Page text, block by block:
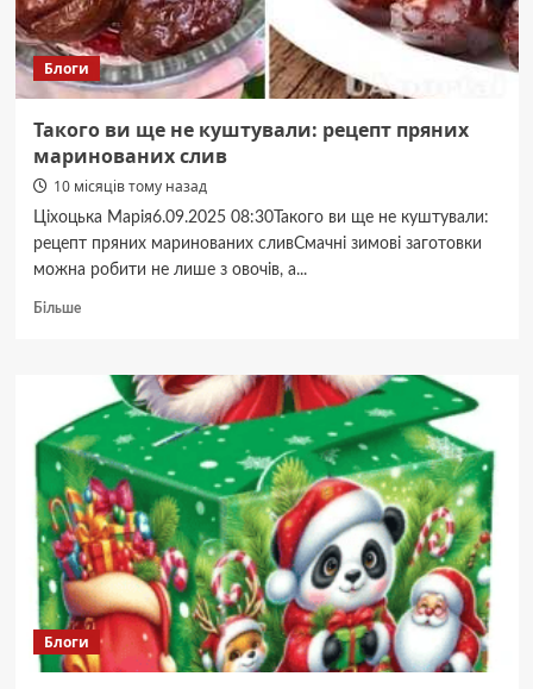
в
голову
Блоги
Такого ви ще не куштували: рецепт пряних
маринованих слив
10 місяців тому назад
Ціхоцька Марія6.09.2025 08:30Такого ви ще не куштували:
рецепт пряних маринованих сливСмачні зимові заготовки
можна робити не лише з овочів, а...
БільшеДокладніше
не
куштували:
рецепт
пряних
маринованих
слив
Блоги